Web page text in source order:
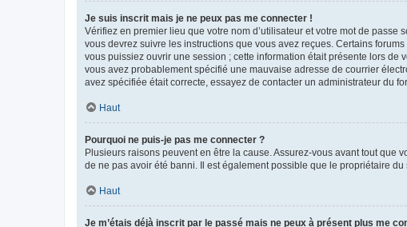
Je suis inscrit mais je ne peux pas me connecter !
Vérifiez en premier lieu que votre nom d’utilisateur et votre mot de
vous devrez suivre les instructions que vous avez reçues. Certains
vous puissiez ouvrir une session ; cette information était présente lors
vous avez probablement spécifié une mauvaise adresse de courrier
avez spécifiée était correcte, essayez de contacter un administrateur du
Haut
Pourquoi ne puis-je pas me connecter ?
Plusieurs raisons peuvent en être la cause. Assurez-vous avant tout que
de ne pas avoir été banni. Il est également possible que le propriétaire
Haut
Je m’étais déjà inscrit par le passé mais ne peux à présent plus me